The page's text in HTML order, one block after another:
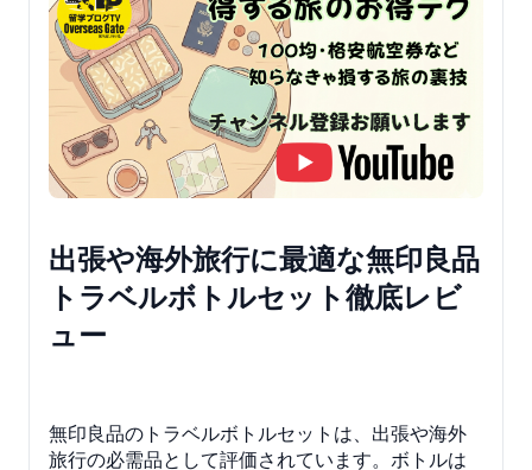
出張や海外旅行に最適な無印良品
トラベルボトルセット徹底レビ
ュー
無印良品のトラベルボトルセットは、出張や海外
旅行の必需品として評価されています。ボトルは